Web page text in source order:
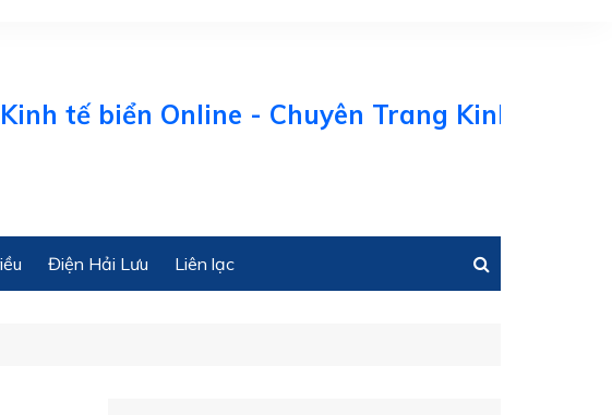
biển Online - Chuyên Trang Kinh tế Biển Việt
Điện Hải Lưu Liên lạc